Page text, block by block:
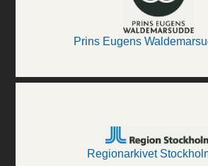
Prins Eugens
Regionarkivet